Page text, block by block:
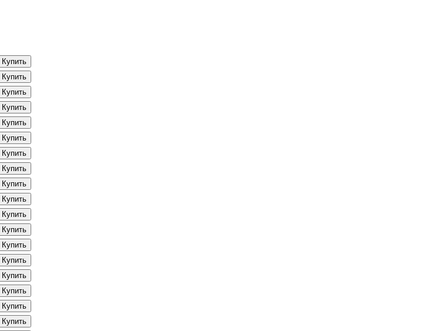
Купить
Купить
Купить
Купить
Купить
Купить
Купить
Купить
Купить
Купить
Купить
Купить
Купить
Купить
Купить
Купить
Купить
Купить